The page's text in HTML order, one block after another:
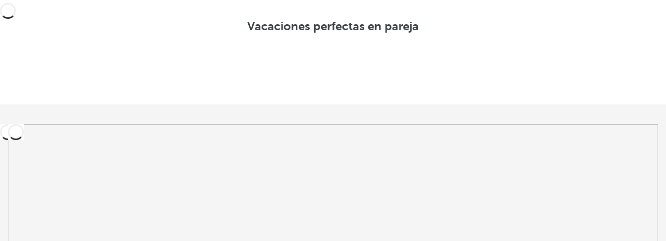
Vacaciones perfectas en pareja